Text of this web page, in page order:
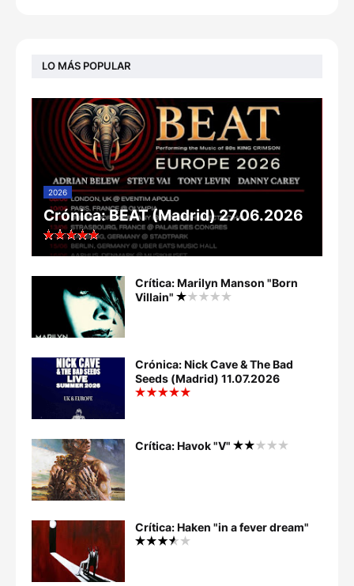
LO MÁS POPULAR
2026
Crónica: BEAT (Madrid) 27.06.2026
Crítica: Marilyn Manson "Born
Villain"
Crónica: Nick Cave & The Bad
Seeds (Madrid) 11.07.2026
Crítica: Havok "V"
Crítica: Haken "in a fever dream"